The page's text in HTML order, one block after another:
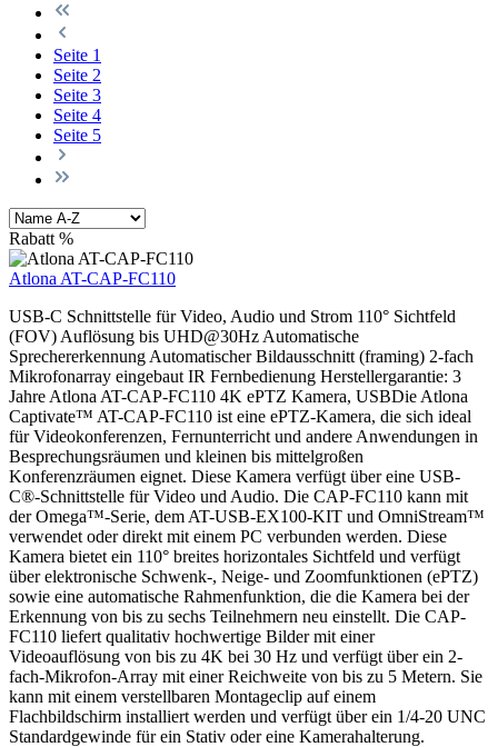
Seite 1
Seite 2
Seite 3
Seite 4
Seite 5
Rabatt %
Atlona AT-CAP-FC110
USB-C Schnittstelle für Video, Audio und Strom 110° Sichtfeld
(FOV) Auflösung bis UHD@30Hz Automatische
Sprechererkennung Automatischer Bildausschnitt (framing) 2-fach
Mikrofonarray eingebaut IR Fernbedienung Herstellergarantie: 3
Jahre Atlona AT-CAP-FC110 4K ePTZ Kamera, USBDie Atlona
Captivate™ AT-CAP-FC110 ist eine ePTZ-Kamera, die sich ideal
für Videokonferenzen, Fernunterricht und andere Anwendungen in
Besprechungsräumen und kleinen bis mittelgroßen
Konferenzräumen eignet. Diese Kamera verfügt über eine USB-
C®-Schnittstelle für Video und Audio. Die CAP-FC110 kann mit
der Omega™-Serie, dem AT-USB-EX100-KIT und OmniStream™
verwendet oder direkt mit einem PC verbunden werden. Diese
Kamera bietet ein 110° breites horizontales Sichtfeld und verfügt
über elektronische Schwenk-, Neige- und Zoomfunktionen (ePTZ)
sowie eine automatische Rahmenfunktion, die die Kamera bei der
Erkennung von bis zu sechs Teilnehmern neu einstellt. Die CAP-
FC110 liefert qualitativ hochwertige Bilder mit einer
Videoauflösung von bis zu 4K bei 30 Hz und verfügt über ein 2-
fach-Mikrofon-Array mit einer Reichweite von bis zu 5 Metern. Sie
kann mit einem verstellbaren Montageclip auf einem
Flachbildschirm installiert werden und verfügt über ein 1/4-20 UNC
Standardgewinde für ein Stativ oder eine Kamerahalterung.